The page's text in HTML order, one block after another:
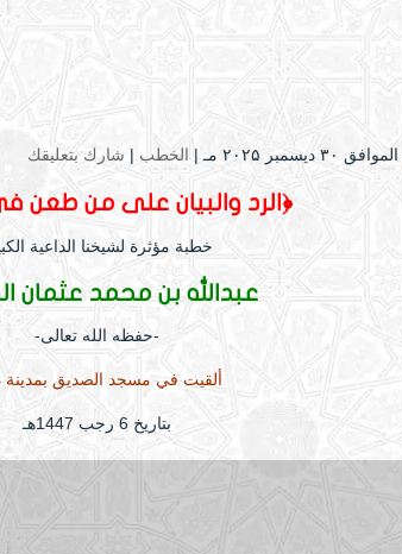
الخطب | شارك بتعليقك
﴿الرد والبيان على من طعن
خطبة مؤثرة لشيخنا الداعية
عبدالله بن محمد عثمان
-حفظه الله تعالى-
ألقيت في مسجد الصديق بمدينة
بتاريخ 6 رجب 1447هـ